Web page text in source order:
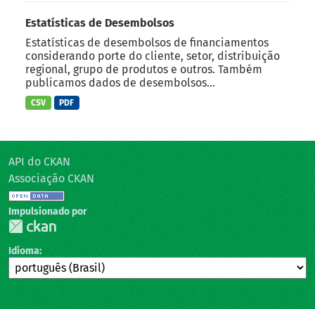
Estatísticas de Desembolsos
Estatísticas de desembolsos de financiamentos
considerando porte do cliente, setor, distribuição
regional, grupo de produtos e outros. Também
publicamos dados de desembolsos...
CSV PDF
API do CKAN
Associação CKAN
Impulsionado por
Idioma